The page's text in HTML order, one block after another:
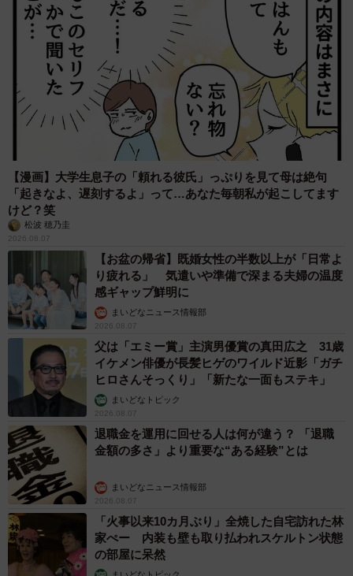
【漫画】大学生息子の「頼れる彼氏」っぷりを見て母は絶句
「起きなよ、遅刻するよ」って…あなた毎朝私が起こしてます
けど？笑
松波 穂乃圭
2026.08.07
【お盆の帰省】既婚女性の半数以上が「日常よ
り疲れる」 気遣いや準備で深まる夫婦の温度
感ギャップ鮮明に
まいどなニュース情報部
2026.08.07
父は「エミー賞」主演男優賞の真田広之 31歳
イケメン俳優が長髪ヒゲのワイルド近影「ガチ
ヒロさんそっくり」「新たな一面もステキ」
まいどなトピック
2026.08.07
退職金を運用に回せる人は何が違う？ 「退職
金額の多さ」より重要な“ある経験”とは
まいどなニュース情報部
2026.08.07
「火事以来10カ月ぶり」全焼した自宅訪れた林
家ぺー 内装も壁も取り払われスケルトン状態
の部屋に呆然